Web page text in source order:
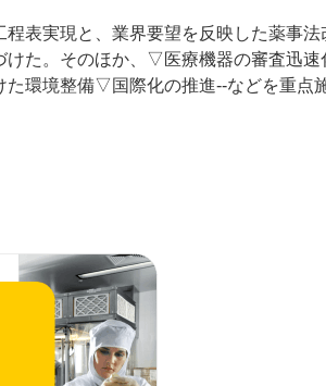
表実現と、業界要望を反映した薬事法
けた。そのほか、▽医療機器の審査迅
環境整備▽国際化の推進‐‐などを重点